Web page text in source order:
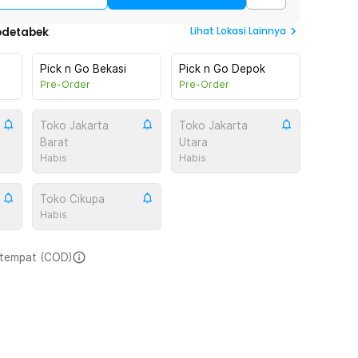
Lihat Lokasi Lainnya
Pick n Go Bekasi
Pre-Order
Pick n Go Depok
Pre-Order
Toko Jakarta
Barat
Habis
Toko Jakarta
Utara
Habis
Toko Cikupa
Habis
(COD)